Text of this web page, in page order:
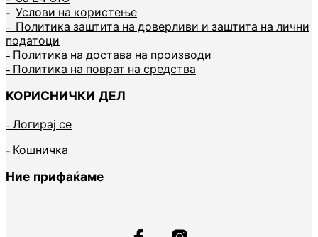
– Услови на користење
– Политика заштита на доверливи и заштита на лични
податоци
– Политика на достава на производи
– Политика на поврат на средства
КОРИСНИЧКИ ДЕЛ
– Логирај се
– Кошничка
Ние прифаќаме